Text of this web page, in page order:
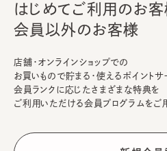
はじめてご利用のお客
会員以外のお客様
店舗・オンラインショップでの
お買いもので貯まる・使えるポイントサ
会員ランクに応じたさまざまな特典を
ご利用いただける会員プログラムをご